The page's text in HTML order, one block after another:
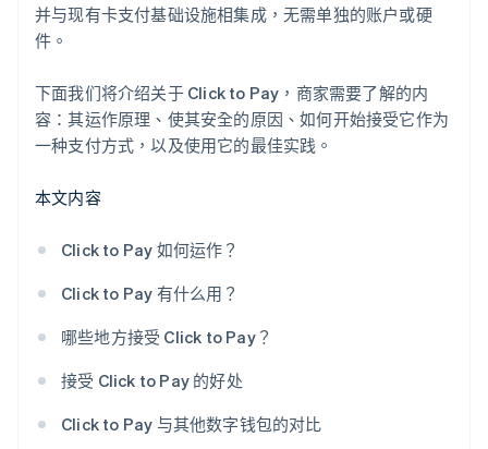
并与现有卡支付基础设施相集成，无需单独的账户或硬
件。
下面我们将介绍关于 Click to Pay，商家需要了解的内
容：其运作原理、使其安全的原因、如何开始接受它作为
一种支付方式，以及使用它的最佳实践。
本文内容
Click to Pay 如何运作？
Click to Pay 有什么用？
哪些地方接受 Click to Pay？
接受 Click to Pay 的好处
Click to Pay 与其他数字钱包的对比